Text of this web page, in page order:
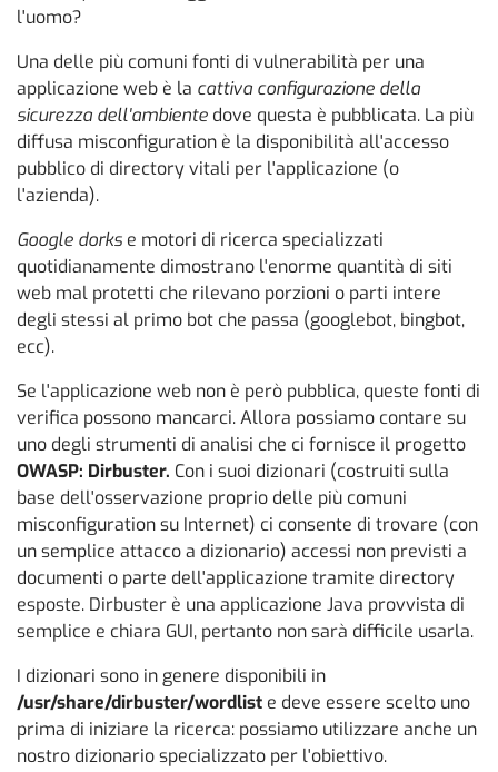
l'uomo?
Una delle più comuni fonti di vulnerabilità per una
applicazione web è la cattiva configurazione della
sicurezza dell'ambiente dove questa è pubblicata. La più
diffusa misconfiguration è la disponibilità all'accesso
pubblico di directory vitali per l'applicazione (o
l'azienda).
Google dorks e motori di ricerca specializzati
quotidianamente dimostrano l'enorme quantità di siti
web mal protetti che rilevano porzioni o parti intere
degli stessi al primo bot che passa (googlebot, bingbot,
ecc).
Se l'applicazione web non è però pubblica, queste fonti di
verifica possono mancarci. Allora possiamo contare su
uno degli strumenti di analisi che ci fornisce il progetto
OWASP: Dirbuster. Con i suoi dizionari (costruiti sulla
base dell'osservazione proprio delle più comuni
misconfiguration su Internet) ci consente di trovare (con
un semplice attacco a dizionario) accessi non previsti a
documenti o parte dell'applicazione tramite directory
esposte. Dirbuster è una applicazione Java provvista di
semplice e chiara GUI, pertanto non sarà difficile usarla.
I dizionari sono in genere disponibili in
/usr/share/dirbuster/wordlist e deve essere scelto uno
prima di iniziare la ricerca: possiamo utilizzare anche un
nostro dizionario specializzato per l'obiettivo.